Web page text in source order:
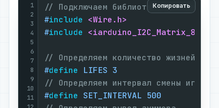
Копировать
1
2
3
4
5
6
7
8
9
10
11
// Подключаем библиотеку для
#include <Wire.h>
#include
// Определяем количество жизней
#define LIFES 3
// Определяем интервал смены
#define SET_INTERVAL 500